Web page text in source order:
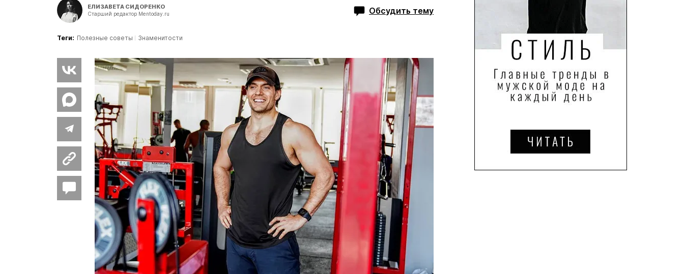
ЕЛИЗАВЕТА СИДОРЕНКО
Старший редактор Mentoday.ru Обсудить тему
Теги: Полезные советы Знаменитости